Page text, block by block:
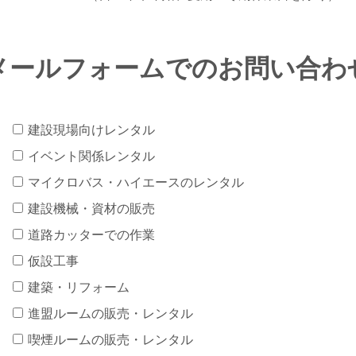
ールフォームでのお問い合わ
建設現場向けレンタル
イベント関係レンタル
マイクロバス・ハイエースのレンタル
建設機械・資材の販売
道路カッターでの作業
仮設工事
建築・リフォーム
進盟ルームの販売・レンタル
喫煙ルームの販売・レンタル